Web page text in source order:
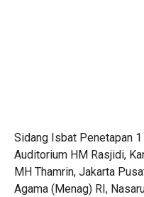
Sidang Isbat Penetapan
Auditorium HM Rasjidi,
MH Thamrin, Jakarta
Agama (Menag) RI,